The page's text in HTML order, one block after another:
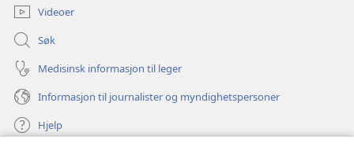
Videoer
Søk
Medisinsk informasjon til leger
Informasjon til journalister og myndighetspersoner
Hjelp